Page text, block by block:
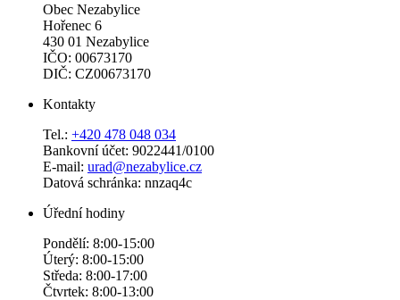
Obec Nezabylice
Hořenec 6
430 01 Nezabylice
IČO: 00673170
DIČ: CZ00673170
Kontakty
Tel.: +420 478 048 034
Bankovní účet: 9022441/0100
E-mail: urad@nezabylice.cz
Datová schránka: nnzaq4c
Úřední hodiny
Pondělí: 8:00-15:00
Úterý: 8:00-15:00
Středa: 8:00-17:00
Čtvrtek: 8:00-13:00